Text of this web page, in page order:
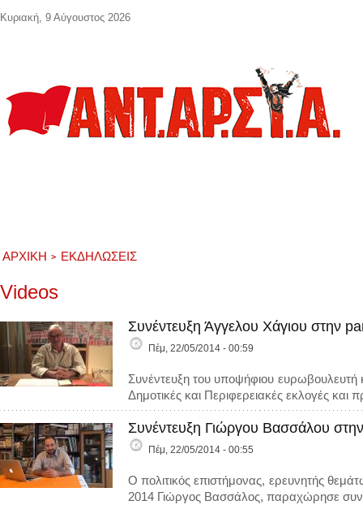
ΑΡΧΙΚΉ ΕΚΔΗΛΏΣΕΙΣ
Videos
Συνέντευξη Άγγελου Χάγιου στην
Πέμ, 22/05/2014 - 00:59
Συνέντευξη του υποψήφιου
Δημοτικές και Περιφερειακές εκλογές και
Συνέντευξη Γιώργου Βασσάλου
Πέμ, 22/05/2014 - 00:55
Ο πολιτικός επιστήμονας, ερευνητής
2014 Γιώργος Βασσάλος, παραχώρησε
Κυριακή, 9 Αύγουστος 2026